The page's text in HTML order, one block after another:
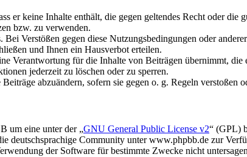
er keine Inhalte enthält, die gegen geltendes Recht oder
bzw. zu verwenden.
Bei Verstößen gegen diese Nutzungsbedingungen oder
und Ihnen ein Hausverbot erteilen.
Verantwortung für die Inhalte von Beiträgen übernimmt,
jederzeit zu löschen oder zu sperren.
abzuändern, sofern sie gegen o. g. Regeln
um eine unter der „GNU General Public License v2“ (GPL)
deutschsprachige Community unter www.phpbb.de zur
der Software für bestimmte Zwecke nicht